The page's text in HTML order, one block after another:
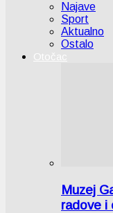
Najave
Sport
Aktualno
Ostalo
Otočac
Muzej
radove